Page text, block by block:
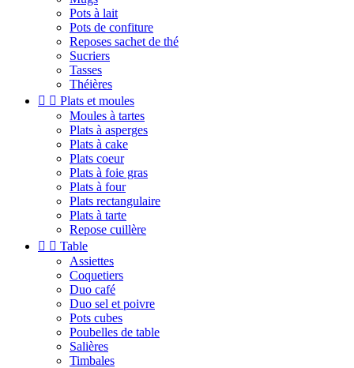
Pots à lait
Pots de confiture
Reposes sachet de thé
Sucriers
Tasses
Théières
  Plats et moules
Moules à tartes
Plats à asperges
Plats à cake
Plats coeur
Plats à foie gras
Plats à four
Plats rectangulaire
Plats à tarte
Repose cuillère
  Table
Assiettes
Coquetiers
Duo café
Duo sel et poivre
Pots cubes
Poubelles de table
Salières
Timbales